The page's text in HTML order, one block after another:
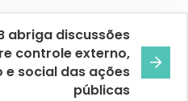
abriga discussões
controle externo,
e social das ações
públicas